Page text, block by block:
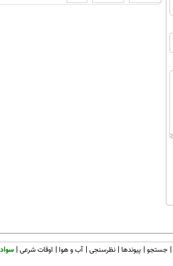
جستجو پیوندها نظرسنجی آب و هوا اوقات شرعی